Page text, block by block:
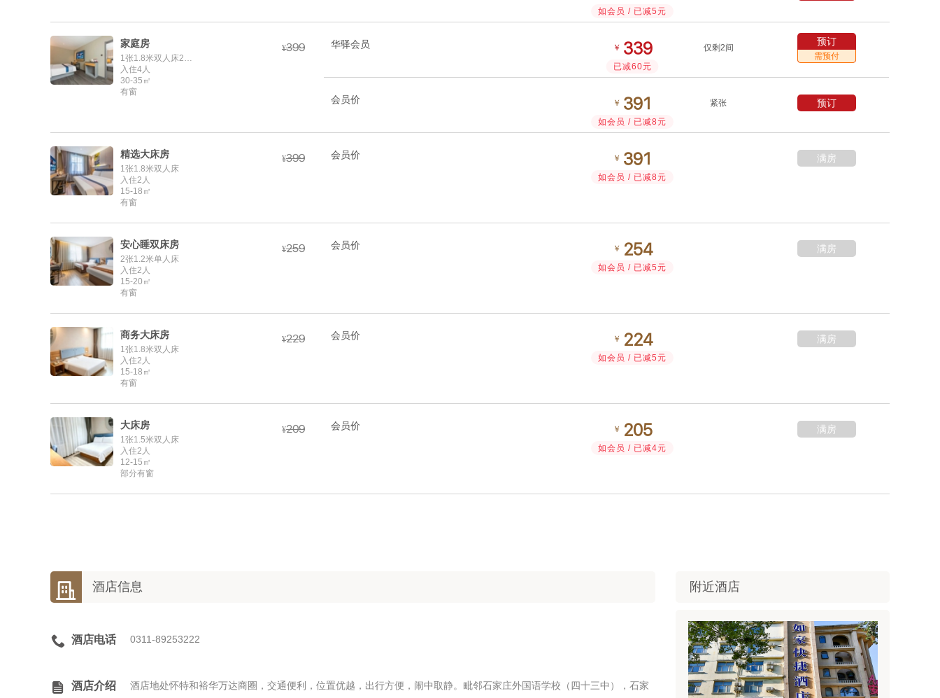
如会员 / 已减5元
家庭房
1张1.8米双人床2张1.2米单人床
入住4人
30-35㎡
有窗
¥ 华驿会员 ￥ 
已减60元
仅剩2间
预订
需预付
会员价 ￥ 
如会员 / 已减8元
紧张 预订
精选大床房
1张1.8米双人床
入住2人
15-18㎡
有窗
¥ 会员价 ￥ 
如会员 / 已减8元
满房
安心睡双床房
2张1.2米单人床
入住2人
15-20㎡
有窗
¥ 会员价 ￥ 
如会员 / 已减5元
满房
商务大床房
1张1.8米双人床
入住2人
15-18㎡
有窗
¥ 会员价 ￥ 
如会员 / 已减5元
满房
大床房
1张1.5米双人床
入住2人
12-15㎡
部分有窗
¥ 会员价 ￥ 
如会员 / 已减4元
满房
 酒店信息
 酒店电话 0311-89253222
 酒店介绍
酒店地处怀特和裕华万达商圈，交通便利，位置优越，出行方便，闹中取静。毗邻石家庄外国语学校（四十三中），石家
附近酒店